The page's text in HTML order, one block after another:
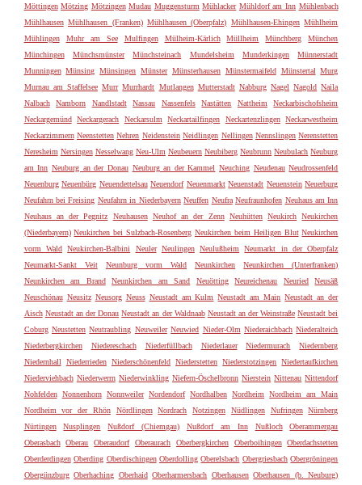
Möttingen Mötzing Mötzingen Mudau Muggensturm Mühlacker Mühldorf am Inn Mühlenbach
Mühlhausen Mühlhausen (Franken) Mühlhausen (Oberpfalz) Mühlhausen-Ehingen Mühlheim
Mühlingen
Muhr am See Mulfingen Mülheim-Kärlich Müllheim Münchberg
München
Münchingen
Münchsmünster Münchsteinach Mundelsheim Munderkingen
Münnerstadt
Munningen Münsing Münsingen Münster Münsterhausen Münstermaifeld Münstertal Murg
Murnau am Staffelsee Murr Murrhardt Mutlangen Mutterstadt Nabburg Nagel Nagold Naila
Nalbach
Namborn Nandlstadt Nassau Nassenfels Nastätten Nattheim
Neckarbischofsheim
Neckargemünd Neckargerach Neckarsulm Neckartailfingen Neckartenzlingen Neckarwestheim
Neckarzimmern Neenstetten Nehren Neidenstein Neidlingen Nellingen Nennslingen Nerenstetten
Neresheim Nersingen Nesselwang Neu-Ulm Neubeuern Neubiberg Neubrunn Neubulach Neuburg
am Inn Neuburg an der Donau Neuburg an der Kammel Neuching Neudenau Neudrossenfeld
Neuenburg Neuenbürg Neuendettelsau Neuendorf Neuenmarkt Neuenstadt Neuenstein Neuerburg
Neufahrn bei Freising Neufahrn in Niederbayern Neuffen Neufra Neufraunhofen Neuhaus am Inn
Neuhaus an der Pegnitz
Neuhausen Neuhof an der Zenn Neuhütten Neukirch Neukirchen
(Niederbayern) Neukirchen bei Sulzbach-Rosenberg Neukirchen beim Heiligen Blut Neukirchen
vorm Wald Neukirchen-Balbini Neuler Neulingen Neulußheim
Neumarkt in der Oberpfalz
Neumarkt-Sankt Veit
Neunburg vorm Wald Neunkirchen
Neunkirchen (Unterfranken)
Neunkirchen am Brand
Neunkirchen am Sand Neuötting Neureichenau Neuried
Neusäß
Neuschönau Neusitz Neusorg Neuss Neustadt am Kulm Neustadt am Main Neustadt an der
Aisch Neustadt an der Donau Neustadt an der Waldnaab Neustadt an der Weinstraße Neustadt bei
Coburg Neustetten Neutraubling Neuweiler Neuwied Nieder-Olm Niederaichbach Niederalteich
Niederbergkirchen
Niedereschach Niederfüllbach Niederlauer Niedermurach
Niedernberg
Niedernhall
Niederrieden Niederschönenfeld Niederstetten Niederstotzingen Niedertaufkirchen
Niederviehbach Niederwerrn Niederwinkling Niefern-Öschelbronn Nierstein Nittenau Nittendorf
Nohfelden Nonnenhorn Nonnweiler Nordendorf Nordhalben Nordheim
Nordheim am Main
Nordheim vor der Rhön
Nördlingen Nordrach Notzingen Nüdlingen Nufringen
Nürnberg
Nürtingen
Nusplingen Nußdorf (Chiemgau) Nußdorf am Inn Nußloch
Oberammergau
Oberasbach
Oberau Oberaudorf Oberaurach Oberbergkirchen Oberboihingen
Oberdachstetten
Oberderdingen Oberding Oberdischingen Oberdolling Oberelsbach Obergriesbach Obergröningen
Obergünzburg Oberhaching Oberhaid Oberharmersbach Oberhausen Oberhausen (b. Neuburg)